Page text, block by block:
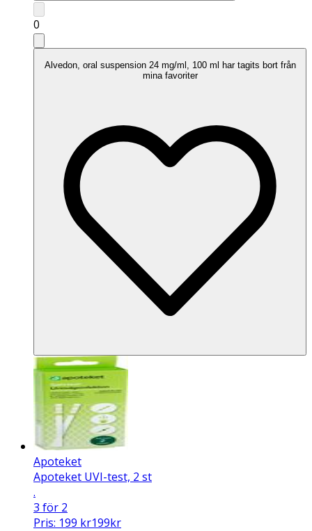
0
Alvedon, oral suspension 24 mg/ml, 100 ml har tagits bort från
mina favoriter
Apoteket
Apoteket UVI-test, 2 st
.
3 för 2
Pris: 199 kr199kr